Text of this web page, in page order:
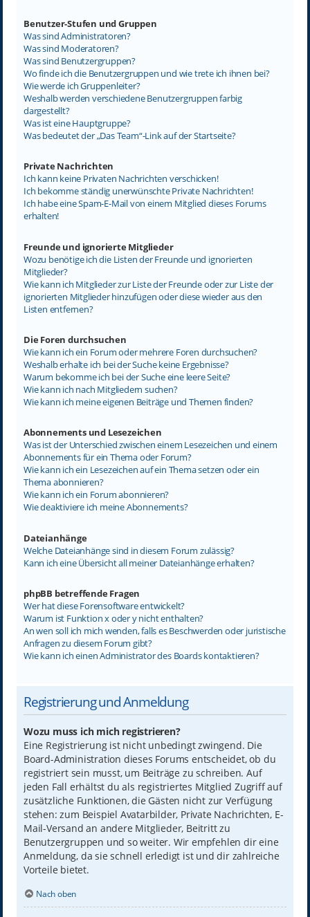
Benutzer-Stufen und Gruppen
Was sind Administratoren?
Was sind Moderatoren?
Was sind Benutzergruppen?
Wo finde ich die Benutzergruppen und wie trete ich ihnen bei?
Wie werde ich Gruppenleiter?
Weshalb werden verschiedene Benutzergruppen farbig
dargestellt?
Was ist eine Hauptgruppe?
Was bedeutet der „Das Team“-Link auf der Startseite?
Private Nachrichten
Ich kann keine Privaten Nachrichten verschicken!
Ich bekomme ständig unerwünschte Private Nachrichten!
Ich habe eine Spam-E-Mail von einem Mitglied dieses Forums
erhalten!
Freunde und ignorierte Mitglieder
Wozu benötige ich die Listen der Freunde und ignorierten
Mitglieder?
Wie kann ich Mitglieder zur Liste der Freunde oder zur Liste der
ignorierten Mitglieder hinzufügen oder diese wieder aus den
Listen entfernen?
Die Foren durchsuchen
Wie kann ich ein Forum oder mehrere Foren durchsuchen?
Weshalb erhalte ich bei der Suche keine Ergebnisse?
Warum bekomme ich bei der Suche eine leere Seite?
Wie kann ich nach Mitgliedern suchen?
Wie kann ich meine eigenen Beiträge und Themen finden?
Abonnements und Lesezeichen
Was ist der Unterschied zwischen einem Lesezeichen und einem
Abonnements für ein Thema oder Forum?
Wie kann ich ein Lesezeichen auf ein Thema setzen oder ein
Thema abonnieren?
Wie kann ich ein Forum abonnieren?
Wie deaktiviere ich meine Abonnements?
Dateianhänge
Welche Dateianhänge sind in diesem Forum zulässig?
Kann ich eine Übersicht all meiner Dateianhänge erhalten?
phpBB betreffende Fragen
Wer hat diese Forensoftware entwickelt?
Warum ist Funktion x oder y nicht enthalten?
An wen soll ich mich wenden, falls es Beschwerden oder juristische
Anfragen zu diesem Forum gibt?
Wie kann ich einen Administrator des Boards kontaktieren?
Registrierung und Anmeldung
Wozu muss ich mich registrieren?
Eine Registrierung ist nicht unbedingt zwingend. Die
Board-Administration dieses Forums entscheidet, ob du
registriert sein musst, um Beiträge zu schreiben. Auf
jeden Fall erhältst du als registriertes Mitglied Zugriff auf
zusätzliche Funktionen, die Gästen nicht zur Verfügung
stehen: zum Beispiel Avatarbilder, Private Nachrichten, E-
Mail-Versand an andere Mitglieder, Beitritt zu
Benutzergruppen und so weiter. Wir empfehlen dir eine
Anmeldung, da sie schnell erledigt ist und dir zahlreiche
Vorteile bietet.
Nach oben